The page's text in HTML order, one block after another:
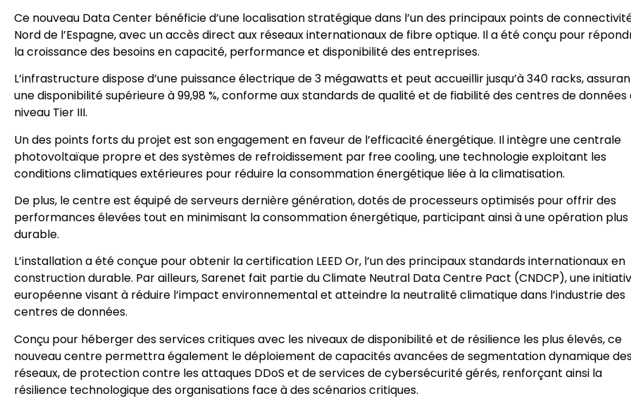
Ce nouveau Data Center bénéficie d’une localisation stratégique dans l’un des principaux points de
Nord de l’Espagne, avec un accès direct aux réseaux internationaux de fibre optique. Il a été conçu pour
la croissance des besoins en capacité, performance et disponibilité des entreprises.
L’infrastructure dispose d’une puissance électrique de 3 mégawatts et peut accueillir jusqu’à 340 racks,
une disponibilité supérieure à 99,98 %, conforme aux standards de qualité et de fiabilité des centres de données
niveau Tier III.
Un des points forts du projet est son engagement en faveur de l’efficacité énergétique. Il intègre une centrale
photovoltaïque propre et des systèmes de refroidissement par free cooling, une technologie exploitant les
conditions climatiques extérieures pour réduire la consommation énergétique liée à la climatisation.
De plus, le centre est équipé de serveurs dernière génération, dotés de processeurs optimisés pour offrir des
performances élevées tout en minimisant la consommation énergétique, participant ainsi à une opération plus
durable.
L’installation a été conçue pour obtenir la certification LEED Or, l’un des principaux standards internationaux en
construction durable. Par ailleurs, Sarenet fait partie du Climate Neutral Data Centre Pact (CNDCP), une
européenne visant à réduire l’impact environnemental et atteindre la neutralité climatique dans l’industrie des
centres de données.
Conçu pour héberger des services critiques avec les niveaux de disponibilité et de résilience les plus élevés, ce
nouveau centre permettra également le déploiement de capacités avancées de segmentation dynamique
réseaux, de protection contre les attaques DDoS et de services de cybersécurité gérés, renforçant ainsi la
résilience technologique des organisations face à des scénarios critiques.